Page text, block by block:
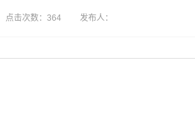
点击次数： 364 发布人：